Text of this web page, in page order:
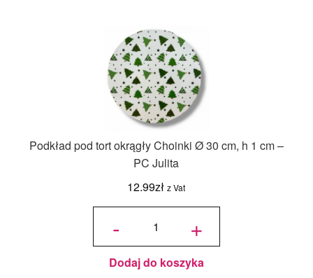
Podkład pod tort okrągły Choinki Ø 30 cm, h 1 cm –
PC Julita
12.99zł z Vat
-
ilość
okrągły
Choinki
Ø 30
cm, h 1
cm - PC
+
Dodaj do koszyka